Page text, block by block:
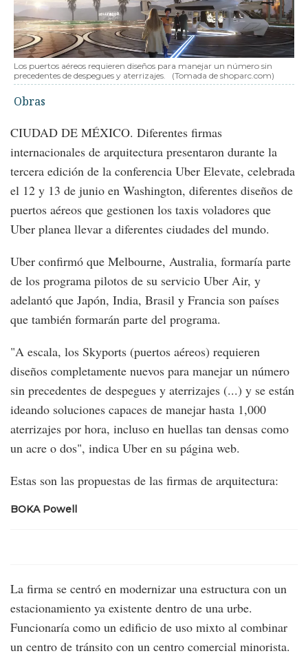
Los puertos aéreos requieren diseños para manejar un número sin
precedentes de despegues y aterrizajes.
(Tomada de shoparc.com)
Obras
CIUDAD DE MÉXICO. Diferentes firmas
internacionales de arquitectura presentaron durante la
tercera edición de la conferencia Uber Elevate, celebrada
el 12 y 13 de junio en Washington, diferentes diseños de
puertos aéreos que gestionen los taxis voladores que
Uber planea llevar a diferentes ciudades del mundo.
Uber confirmó que Melbourne, Australia, formaría parte
de los programa pilotos de su servicio Uber Air, y
adelantó que Japón, India, Brasil y Francia son países
que también formarán parte del programa.
"A escala, los Skyports (puertos aéreos) requieren
diseños completamente nuevos para manejar un número
sin precedentes de despegues y aterrizajes (...) y se están
ideando soluciones capaces de manejar hasta 1,000
aterrizajes por hora, incluso en huellas tan densas como
un acre o dos", indica Uber en su página web.
Estas son las propuestas de las firmas de arquitectura:
BOKA Powell
La firma se centró en modernizar una estructura con un
estacionamiento ya existente dentro de una urbe.
Funcionaría como un edificio de uso mixto al combinar
un centro de tránsito con un centro comercial minorista.